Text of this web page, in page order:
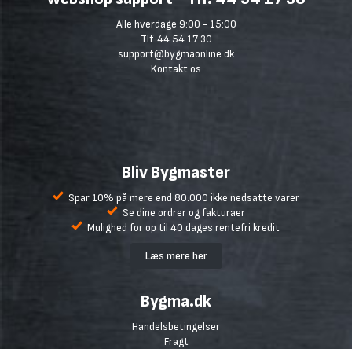
Alle hverdage 9:00 - 15:00
Tlf. 44 54 17 30
support@bygmaonline.dk
Kontakt os
Bliv Bygmaster
Spar 10% på mere end 80.000 ikke nedsatte varer
Se dine ordrer og fakturaer
Mulighed for op til 40 dages rentefri kredit
Læs mere her
Bygma.dk
Handelsbetingelser
Fragt